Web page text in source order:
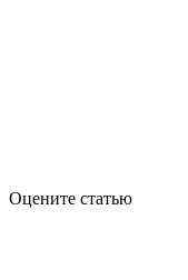
Оцените статью